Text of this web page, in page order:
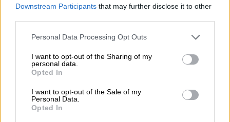
Downstream Participants that may further disclose it to other
Please note that this website/app uses one or more Google
not limited to your visit or usage behaviour. You may click to
grant or deny consent to Google and its third-party tags to
use your data for below specified purposes in below Google
consent section.
Personal Data Processing Opt Outs
I want to opt-out of the Sharing of my
personal data.
Opted In
I want to opt-out of the Sale of my
Personal Data.
Opted In
video
Αμού Χατζί